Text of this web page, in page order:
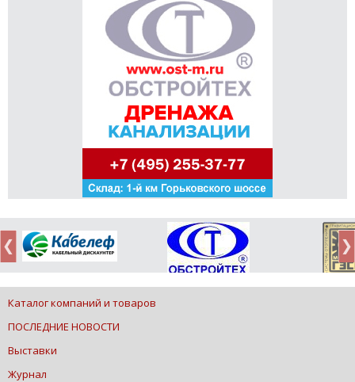
Каталог компаний и товаров
ПОСЛЕДНИЕ НОВОСТИ
Выставки
Журнал